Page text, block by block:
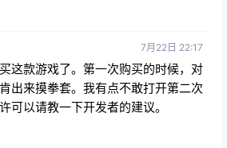
7月22日 22:17
这款游戏了。第一次购买的时候，对
出来摸拳套。我有点不敢打开第二次
可以请教一下开发者的建议。